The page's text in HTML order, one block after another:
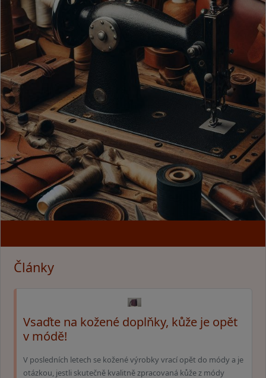
Články
Vsaďte na kožené doplňky, kůže je opět
v módě!
V posledních letech se kožené výrobky vrací opět do módy a je
otázkou, jestli skutečně kvalitně zpracovaná kůže z módy